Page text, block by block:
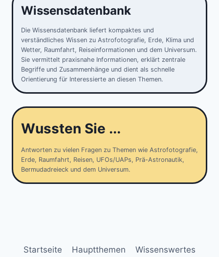
Wissensdatenbank
Die Wissensdatenbank liefert kompaktes und
verständliches Wissen zu Astrofotografie, Erde, Klima und
Wetter, Raumfahrt, Reiseinformationen und dem Universum.
Sie vermittelt praxisnahe Informationen, erklärt zentrale
Begriffe und Zusammenhänge und dient als schnelle
Orientierung für Interessierte an diesen Themen.
Wussten Sie ...
Antworten zu vielen Fragen zu Themen wie Astrofotografie,
Erde, Raumfahrt, Reisen, UFOs/UAPs, Prä-Astronautik,
Bermudadreieck und dem Universum.
Startseite Hauptthemen Wissenswertes